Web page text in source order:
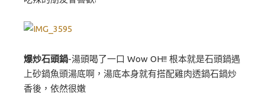
爆炒石頭鍋-湯頭喝了一口 Wow OH!! 根本就是石頭鍋遇
上砂鍋魚頭湯底啊，湯底本身就有搭配雞肉透鍋石鍋炒
香後，依然很嫩